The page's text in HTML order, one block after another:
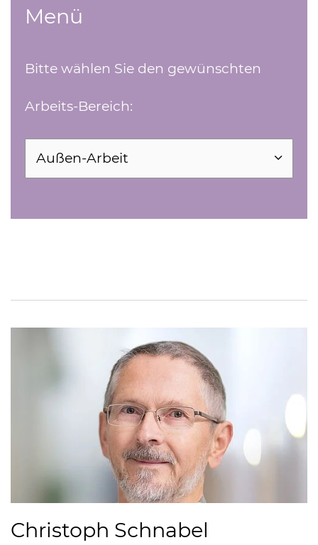
Menü
Bitte wählen Sie den gewünschten
Arbeits-Bereich:
Außen-Arbeit
Christoph Schnabel